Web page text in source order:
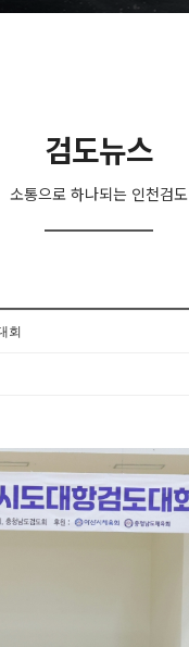
검도뉴스
소통으로 하나되는 인천검도
회